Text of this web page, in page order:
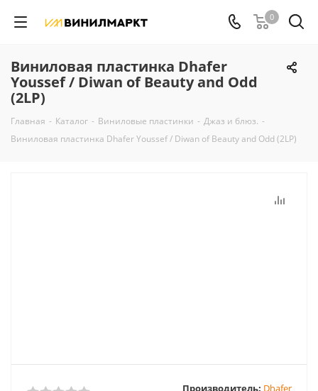
0
Виниловая пластинка Dhafer
Youssef / Diwan of Beauty and Odd
(2LP)
Главная - Каталог - Виниловые пластинки - Джаз и блюз. -
Виниловая пластинка Dhafer Youssef / Diwan of Beauty and Odd (2LP)
Производитель: Dhafer